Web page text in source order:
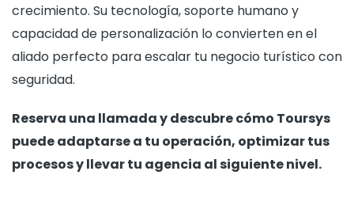
crecimiento. Su tecnología, soporte humano y
capacidad de personalización lo convierten en el
aliado perfecto para escalar tu negocio turístico con
seguridad.
Reserva una llamada y descubre cómo Toursys
puede adaptarse a tu operación, optimizar tus
procesos y llevar tu agencia al siguiente nivel.